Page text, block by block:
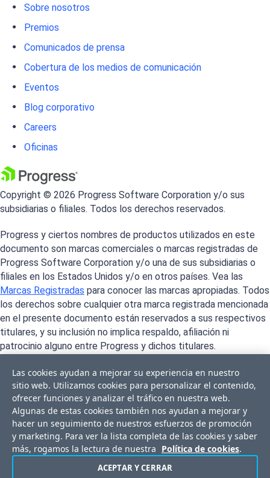
Sobre nosotros
Premios
Comunicados de prensa
Cobertura de los medios de comunicación
Eventos
Blog corporativo
Careers
Oficinas
Copyright © 2026 Progress Software Corporation y/o sus
subsidiarias o filiales. Todos los derechos reservados.
Progress y ciertos nombres de productos utilizados en este
documento son marcas comerciales o marcas registradas de
Progress Software Corporation y/o una de sus subsidiarias o
filiales en los Estados Unidos y/o en otros países. Vea las
Marcas Registradas para conocer las marcas apropiadas. Todos
los derechos sobre cualquier otra marca registrada mencionada
en el presente documento están reservados a sus respectivos
titulares, y su inclusión no implica respaldo, afiliación ni
patrocinio alguno entre Progress y dichos titulares.
Trust Center Acuerdo de licencia
Las cookies ayudan a mejorar su experiencia en nuestro
sitio web. Utilizamos cookies para personalizar el contenido,
ofrecer funciones y analizar el tráfico en nuestra web.
Algunas de estas cookies también nos ayudan a mejorar y
hacer un seguimiento de nuestros esfuerzos de promoción
y marketing. Para ver la lista completa de las cookies y saber
más, rogamos la lectura de nuestra Política de cookies.
ACEPTAR Y CERRAR